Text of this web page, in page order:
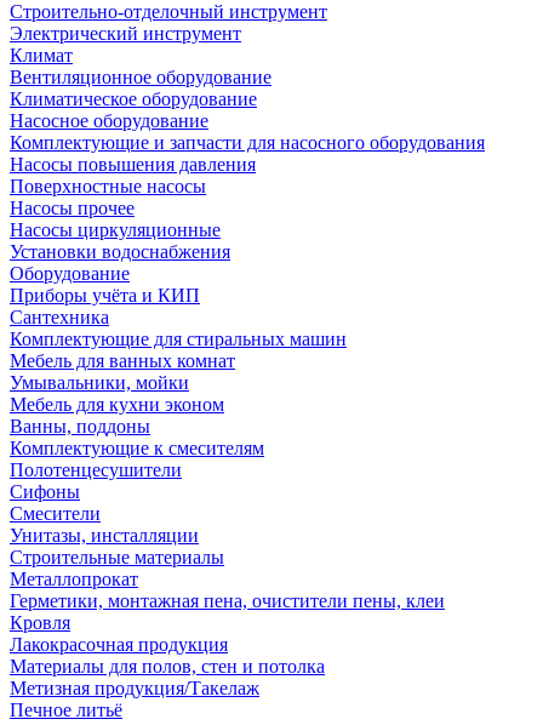
Строительно-отделочный инструмент
Электрический инструмент
Климат
Вентиляционное оборудование
Климатическое оборудование
Насосное оборудование
Комплектующие и запчасти для насосного оборудования
Насосы повышения давления
Поверхностные насосы
Насосы прочее
Насосы циркуляционные
Установки водоснабжения
Оборудование
Приборы учёта и КИП
Сантехника
Комплектующие для стиральных машин
Мебель для ванных комнат
Умывальники, мойки
Мебель для кухни эконом
Ванны, поддоны
Комплектующие к смесителям
Полотенцесушители
Сифоны
Смесители
Унитазы, инсталляции
Строительные материалы
Металлопрокат
Герметики, монтажная пена, очистители пены, клеи
Кровля
Лакокрасочная продукция
Материалы для полов, стен и потолка
Метизная продукция/Такелаж
Печное литьё